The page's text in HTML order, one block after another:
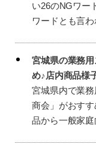
い26のNGワー
ワードとも言わ
宮城県の業務
め♪店内商品様
宮城県内で業
商会」がおす
品から一般家